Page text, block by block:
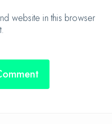
website in this browser